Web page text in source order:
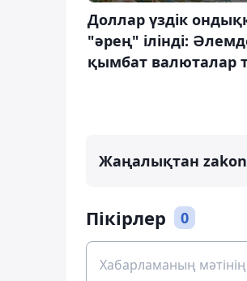
Доллар үздік
"әрең" ілінді:
қымбат валюталар
Жаңалықтан
Пікірлер 0